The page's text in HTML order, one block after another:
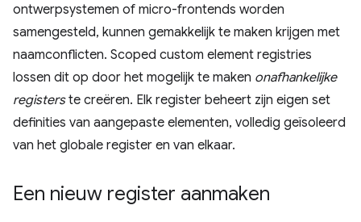
ontwerpsystemen of micro-frontends worden
samengesteld, kunnen gemakkelijk te maken krijgen met
naamconflicten. Scoped custom element registries
lossen dit op door het mogelijk te maken onafhankelijke
registerste creëren. Elk register beheert zijn eigen set
definities van aangepaste elementen, volledig geïsoleerd
van het globale register en van elkaar.
Een nieuw register aanmaken